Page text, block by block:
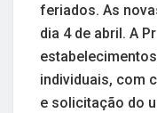
feriados. As
dia 4 de abril. A
individuais, com
e solicitação do